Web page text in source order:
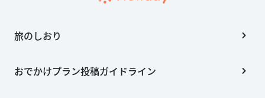
旅のしおり
おでかけプラン投稿ガイドライン